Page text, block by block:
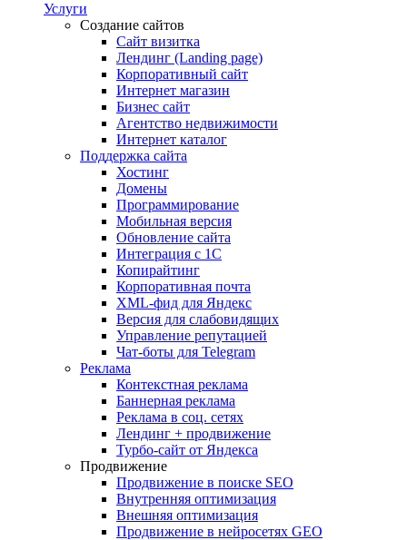
Услуги
Создание сайтов
Сайт визитка
Лендинг (Landing page)
Корпоративный сайт
Интернет магазин
Бизнес сайт
Агентство недвижимости
Интернет каталог
Поддержка сайта
Хостинг
Домены
Программирование
Мобильная версия
Обновление сайта
Интеграция с 1С
Копирайтинг
Корпоративная почта
XML-фид для Яндекс
Версия для слабовидящих
Управление репутацией
Чат-боты для Telegram
Реклама
Контекстная реклама
Баннерная реклама
Реклама в соц. сетях
Лендинг + продвижение
Турбо-сайт от Яндекса
Продвижение
Продвижение в поиске SEO
Внутренняя оптимизация
Внешняя оптимизация
Продвижение в нейросетях GEO